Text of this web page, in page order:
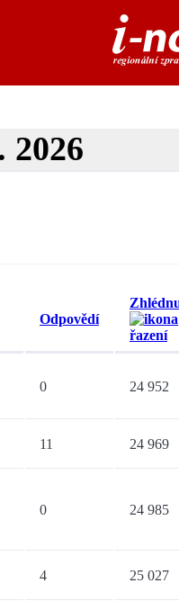
2026
Odpovědí
0 24 952
11 24 969
0 24 985
4 25 027